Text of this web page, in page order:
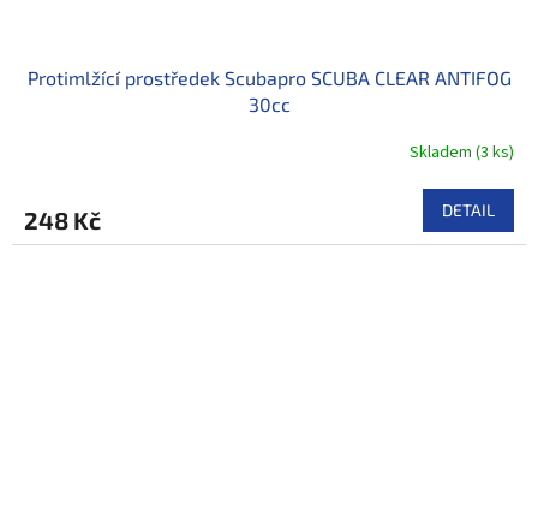
Protimlžící prostředek Scubapro SCUBA CLEAR ANTIFOG
30cc
Skladem (3 ks)
248 Kč DETAIL